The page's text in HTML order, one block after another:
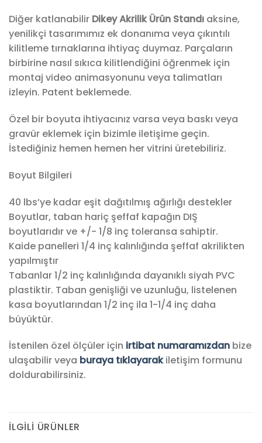
Diğer katlanabilir Dikey Akrilik Ürün Standı aksine,
yenilikçi tasarımımız ek donanıma veya çıkıntılı
kilitleme tırnaklarına ihtiyaç duymaz. Parçaların
birbirine nasıl sıkıca kilitlendiğini öğrenmek için
montaj video animasyonunu veya talimatları
izleyin. Patent beklemede.
Özel bir boyuta ihtiyacınız varsa veya baskı veya
gravür eklemek için bizimle iletişime geçin.
İstediğiniz hemen hemen her vitrini üretebiliriz.
Boyut Bilgileri
40 lbs’ye kadar eşit dağıtılmış ağırlığı destekler
Boyutlar, taban hariç şeffaf kapağın DIŞ
boyutlarıdır ve +/- 1/8 inç toleransa sahiptir.
Kaide panelleri 1/4 inç kalınlığında şeffaf akrilikten
yapılmıştır
Tabanlar 1/2 inç kalınlığında dayanıklı siyah PVC
plastiktir. Taban genişliği ve uzunluğu, listelenen
kasa boyutlarından 1/2 inç ila 1-1/4 inç daha
büyüktür.
İstenilen özel ölçüler için irtibat numaramızdan bize
ulaşabilir veya buraya tıklayarakiletişim formunu
doldurabilirsiniz.
İLGILI ÜRÜNLER